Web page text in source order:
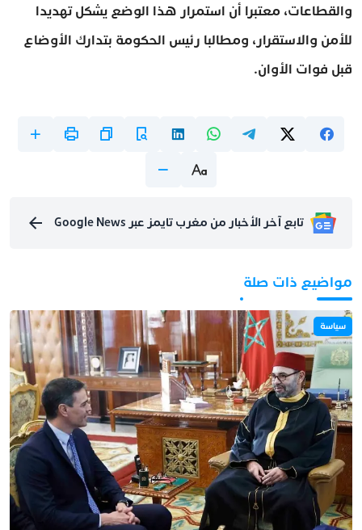
والقطاعات، معتبرا أن استمرار هذا الوضع يشكل تهديدا
للأمن والاستقرار، ومطالبا رئيس الحكومة بتدارك الأوضاع
قبل فوات الأوان.
تابع آخر الأخبار من مغرب تايمز عبر Google News
مواضيع ذات صلة
سياسة